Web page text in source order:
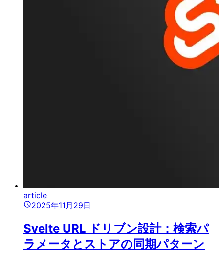
article
2025年11月29日
Svelte URL ドリブン設計：検索パ
ラメータとストアの同期パターン